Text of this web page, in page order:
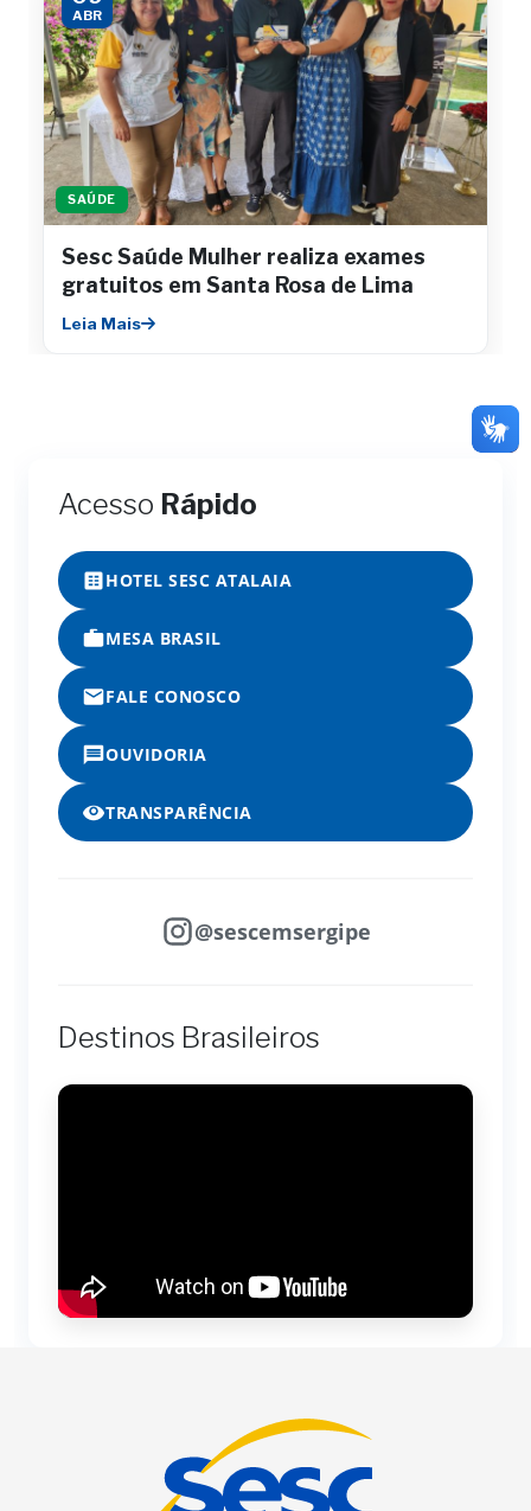
ABR
SAÚDE
Sesc Saúde Mulher realiza exames
gratuitos em Santa Rosa de Lima
Leia Mais
Acesso Rápido
HOTEL SESC ATALAIA
MESA BRASIL
FALE CONOSCO
OUVIDORIA
TRANSPARÊNCIA
@sescemsergipe
Destinos Brasileiros